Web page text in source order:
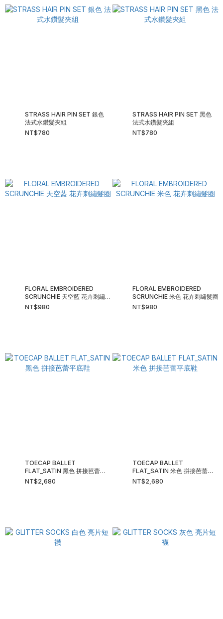
STRASS HAIR PIN SET 銀色
法式水鑽髮夾組
NT$780
STRASS HAIR PIN SET 黑色
法式水鑽髮夾組
NT$780
FLORAL EMBROIDERED
SCRUNCHIE 天空藍 花卉刺繡髮
圈
NT$980
FLORAL EMBROIDERED
SCRUNCHIE 米色 花卉刺繡髮圈
NT$980
TOECAP BALLET
FLAT_SATIN 黑色 拼接芭蕾平
底鞋
NT$2,680
TOECAP BALLET
FLAT_SATIN 米色 拼接芭蕾平
底鞋
NT$2,680